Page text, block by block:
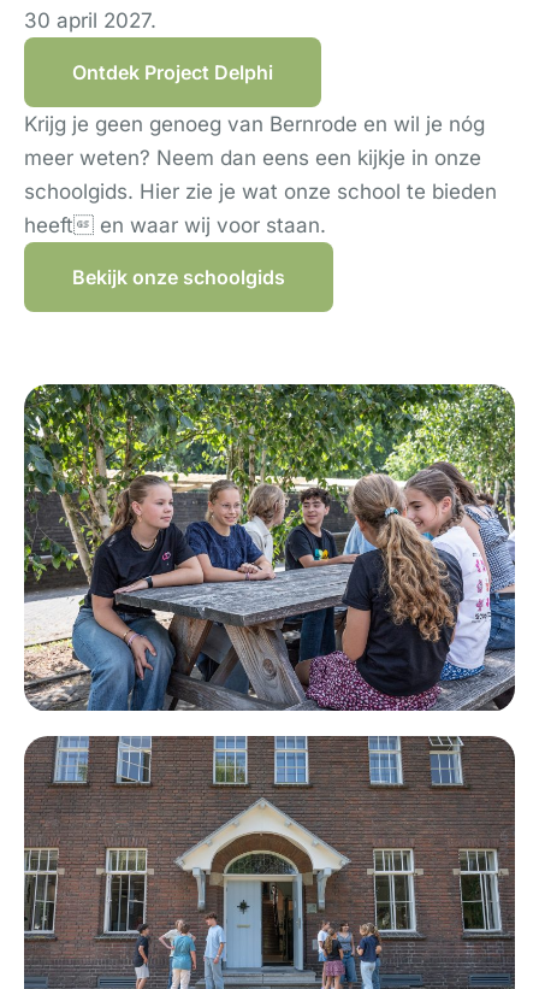
30 april 2027.
Ontdek Project Delphi
Krijg je geen genoeg van Bernrode en wil je nóg
meer weten? Neem dan eens een kijkje in onze
schoolgids. Hier zie je wat onze school te bieden
heeft en waar wij voor staan.
Bekijk onze schoolgids